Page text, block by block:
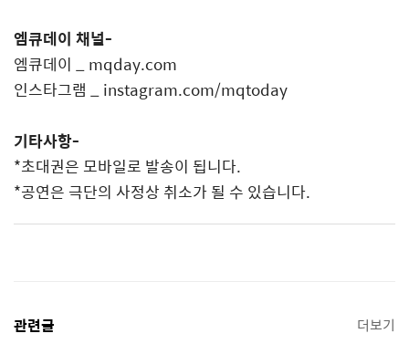
엠큐데이 채널-
엠큐데이 _ mqday.com
인스타그램 _ instagram.com/mqtoday
기타사항-
*초대권은 모바일로 발송이 됩니다.
*공연은 극단의 사정상 취소가 될 수 있습니다.
관련글 더보기